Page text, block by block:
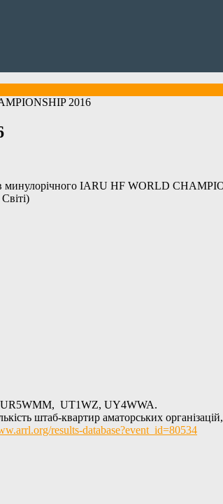
2016
минулорічного IARU HF WORLD
: UR5WMM, UT1WZ, UY4WWA.
штаб-квартир аматорських
results-database?event_id=80534